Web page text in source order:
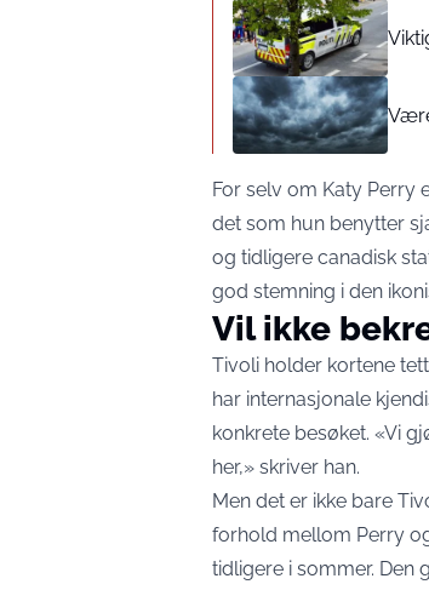
For selv om Katy Perry
det som hun benytter
og tidligere canadisk
god stemning i den
Vil ikke
Tivoli holder kortene
har internasjonale
konkrete besøket. «Vi
her,» skriver han.
Men det er ikke bare
forhold mellom Perry
tidligere i sommer. Den